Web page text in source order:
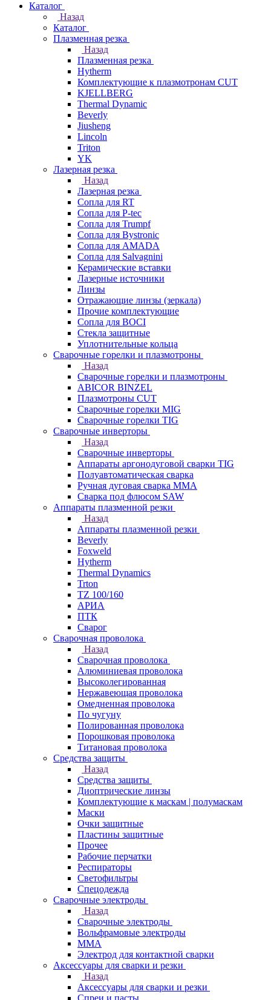
Каталог
Назад
Каталог
Плазменная резка
Назад
Плазменная резка
Hytherm
Комплектующие к плазмотронам CUT
KJELLBERG
Thermal Dynamic
Beverly
Jiusheng
Lincoln
Triton
YK
Лазерная резка
Назад
Лазерная резка
Сопла для RT
Сопла для P-tec
Сопла для Trumpf
Сопла для Bystronic
Сопла для AMADA
Сопла для Salvagnini
Керамические вставки
Лазерные источники
Линзы
Отражающие линзы (зеркала)
Прочие комплектующие
Сопла для BOCI
Стекла защитные
Уплотнительные кольца
Сварочные горелки и плазмотроны
Назад
Сварочные горелки и плазмотроны
ABICOR BINZEL
Плазмотроны CUT
Сварочные горелки MIG
Сварочные горелки TIG
Сварочные инверторы
Назад
Сварочные инверторы
Аппараты аргонодуговой сварки TIG
Полуавтоматическая сварка
Ручная дуговая сварка MMA
Сварка под флюсом SAW
Аппараты плазменной резки
Назад
Аппараты плазменной резки
Beverly
Foxweld
Hytherm
Thermal Dynamics
Trton
TZ 100/160
АРИА
ПТК
Сварог
Сварочная проволока
Назад
Сварочная проволока
Алюминиевая проволока
Высоколегированная
Нержавеющая проволока
Омедненная проволока
По чугуну
Полированная проволока
Порошковая проволока
Титановая проволока
Средства защиты
Назад
Средства защиты
Диоптрические линзы
Комплектующие к маскам | полумаскам
Маски
Очки защитные
Пластины защитные
Прочее
Рабочие перчатки
Респираторы
Светофильтры
Спецодежда
Сварочные электроды
Назад
Сварочные электроды
Вольфрамовые электроды
ММА
Электрод для контактной сварки
Аксессуары для сварки и резки
Назад
Аксессуары для сварки и резки
Спреи и пасты